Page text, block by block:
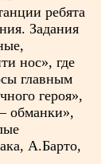
ребята
Задания
нос», где
главным
героя»,
обманки»,
А.Барто,